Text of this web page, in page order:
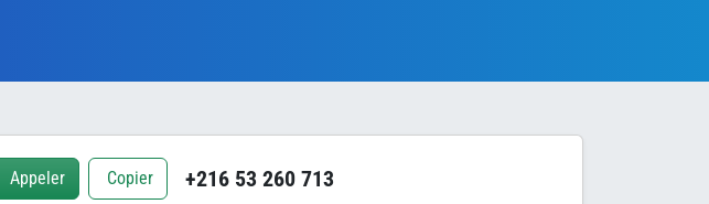
Appeler Copier +216 53 260 713